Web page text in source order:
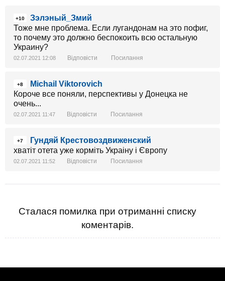
+10
Зэлэный_Змий
Тоже мне проблема. Если лугандонам на это пофиг,
то почему это должно беспокоить всю остальную
Украину?
02.07.2021 12:08 Відповісти Посилання
+8
Michail Viktorovich
Короче все поняли, перспективы у Донецка не
очень...
02.07.2021 11:47 Відповісти Посилання
+7
Гундяй Крестовоздвиженский
хватіт отета уже корміть Украіну і Європу
02.07.2021 11:52 Відповісти Посилання
Сталася помилка при отриманні списку
коментарів.